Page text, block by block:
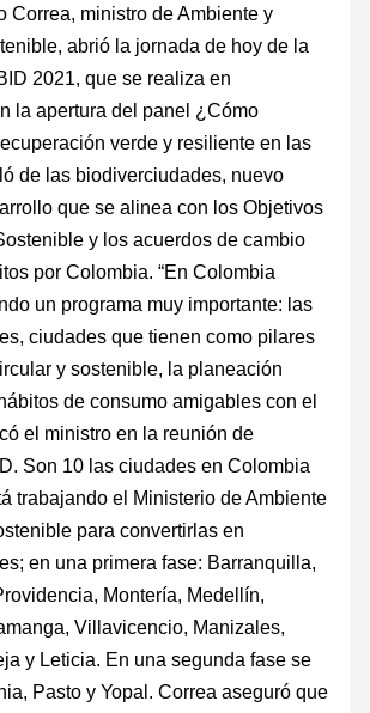
Correa, ministro de Ambiente y
abrió la jornada de hoy de la
2021, que se realiza en
la apertura del panel ¿Cómo
verde y resiliente en las
de las biodiverciudades, nuevo
que se alinea con los Objetivos
y los acuerdos de cambio
por Colombia. “En Colombia
un programa muy importante: las
ciudades que tienen como pilares
y sostenible, la planeación
de consumo amigables con el
el ministro en la reunión de
Son 10 las ciudades en Colombia
trabajando el Ministerio de Ambiente
para convertirlas en
en una primera fase: Barranquilla,
Montería, Medellín,
Villavicencio, Manizales,
y Leticia. En una segunda fase se
Pasto y Yopal. Correa aseguró que